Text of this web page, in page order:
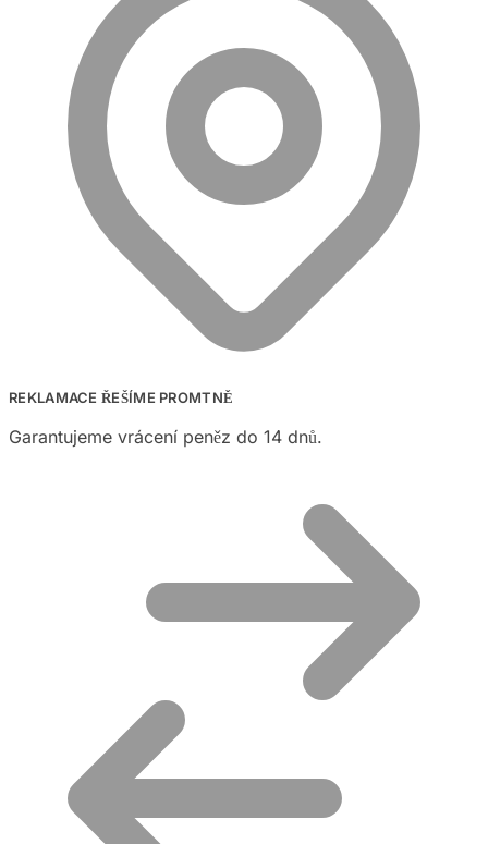
REKLAMACE ŘEŠÍME PROMTNĚ
Garantujeme vrácení peněz do 14 dnů.